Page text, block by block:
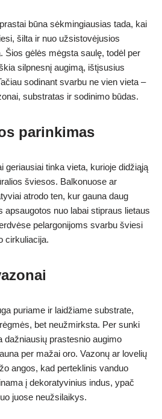
būna sėkmingiausias tada, kai
šilta ir nuo užsistovėjusios
Šios gėlės mėgsta saulę, todėl per
silpnesnį augimą, ištįsusius
sodinant svarbu ne vien vieta –
substratas ir sodinimo būdas.
parinkimas
geriausiai tinka vieta, kurioje didžiąją
šviesos. Balkonuose ar
atrodo ten, kur gauna daug
apsaugotos nuo labai stipraus lietaus
pelargonijoms svarbu šviesi
cirkuliacija.
puriame ir laidžiame substrate,
bet neužmirksta. Per sunki
dažniausių prastesnio augimo
per mažai oro. Vazonų ar lovelių
angos, kad perteklinis vanduo
į dekoratyvinius indus, ypač
juose neužsilaikys.